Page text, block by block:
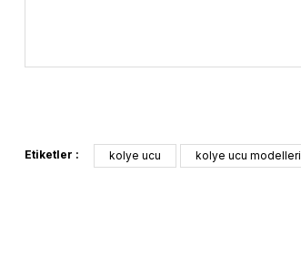
Etiketler : kolye ucu kolye ucu modelleri